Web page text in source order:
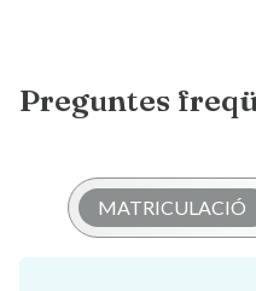
Preguntes
MATRICULACIÓ